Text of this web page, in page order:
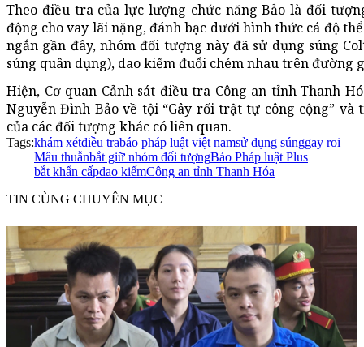
Theo điều tra của lực lượng chức năng Bảo là đối
động cho vay lãi nặng, đánh bạc dưới hình thức cá độ
ngắn gần đây, nhóm đối tượng này đã sử dụng súng
súng quân dụng), dao kiếm đuổi chém nhau trên đường
Hiện, Cơ quan Cảnh sát điều tra Công an tỉnh Thanh
Nguyễn Đình Bảo về tội “Gây rối trật tự công cộng”
của các đối tượng khác có liên quan.
Tags:khám xétđiều trabáo pháp luật việt namsử dụng súnggay roi
Mâu thuẫnbắt giữ nhóm đối tượngBáo Pháp luật Plus
bắt khẩn cấpdao kiếmCông an tỉnh Thanh Hóa
TIN CÙNG CHUYÊN MỤC